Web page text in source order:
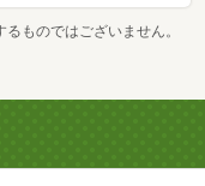
ものではございません。